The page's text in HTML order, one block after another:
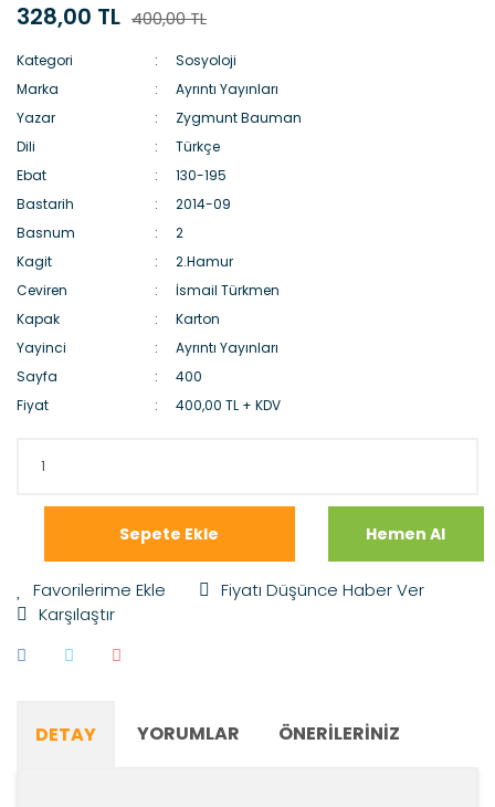
328,00 TL 400,00 TL
Kategori
Sosyoloji
Marka
Ayrıntı Yayınları
Yazar
Zygmunt Bauman
Dili
Türkçe
Ebat
130-195
Bastarih
2014-09
Basnum
2
Kagit
2.Hamur
Ceviren
İsmail Türkmen
Kapak
Karton
Yayinci
Ayrıntı Yayınları
Sayfa
400
Fiyat
400,00 TL + KDV
Sepete Ekle Hemen Al
Fiyatı Düşünce Haber Ver
Karşılaştır
DETAY YORUMLAR ÖNERILERINIZ